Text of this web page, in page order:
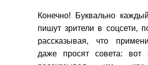
Конечно! Буквально
пишут зрители в соцсети,
рассказывая, что
даже просят совета: вот